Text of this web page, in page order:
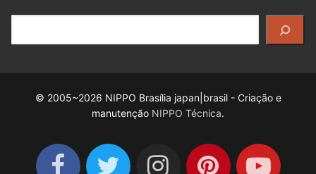
© 2005~2026 NIPPO Brasília japan|brasil - Criação e
manutenção NIPPO Técnica.